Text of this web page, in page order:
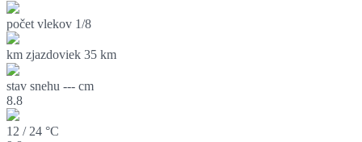
počet vlekov 1/8
km zjazdoviek 35 km
stav snehu --- cm
8.8
12 / 24 °C